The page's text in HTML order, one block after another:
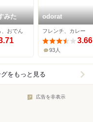
みた
、おでん
odorat
フレンチ、カレー
3.66
93人
をもっと見る
広告を非表示